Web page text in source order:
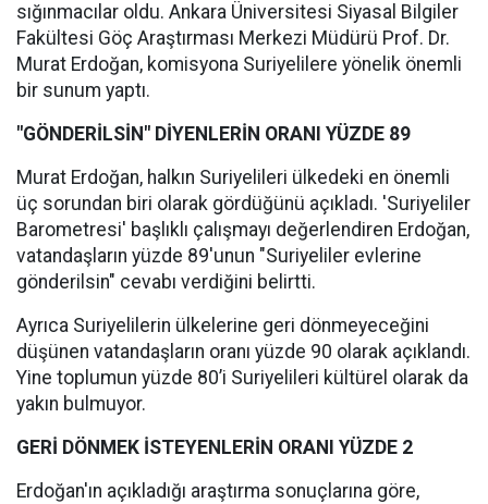
sığınmacılar oldu. Ankara Üniversitesi Siyasal Bilgiler
Fakültesi Göç Araştırması Merkezi Müdürü Prof. Dr.
Murat Erdoğan, komisyona Suriyelilere yönelik önemli
bir sunum yaptı.
"GÖNDERİLSİN" DİYENLERİN ORANI YÜZDE 89
Murat Erdoğan, halkın Suriyelileri ülkedeki en önemli
üç sorundan biri olarak gördüğünü açıkladı. 'Suriyeliler
Barometresi' başlıklı çalışmayı değerlendiren Erdoğan,
vatandaşların yüzde 89'unun "Suriyeliler evlerine
gönderilsin" cevabı verdiğini belirtti.
Ayrıca Suriyelilerin ülkelerine geri dönmeyeceğini
düşünen vatandaşların oranı yüzde 90 olarak açıklandı.
Yine toplumun yüzde 80’i Suriyelileri kültürel olarak da
yakın bulmuyor.
GERİ DÖNMEK İSTEYENLERİN ORANI YÜZDE 2
Erdoğan'ın açıkladığı araştırma sonuçlarına göre,